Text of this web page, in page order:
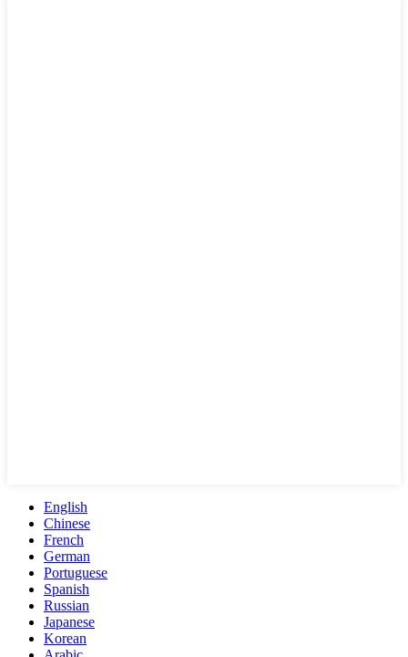
English
Chinese
French
German
Portuguese
Spanish
Russian
Japanese
Korean